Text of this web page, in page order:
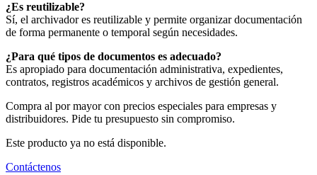
¿Es reutilizable?
Sí, el archivador es reutilizable y permite organizar documentación
de forma permanente o temporal según necesidades.
¿Para qué tipos de documentos es adecuado?
Es apropiado para documentación administrativa, expedientes,
contratos, registros académicos y archivos de gestión general.
Compra al por mayor con precios especiales para empresas y
distribuidores. Pide tu presupuesto sin compromiso.
Este producto ya no está disponible.
Contáctenos